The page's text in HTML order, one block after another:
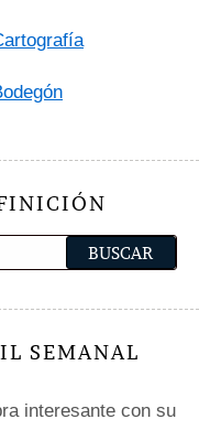
SEMANAL
interesante con su